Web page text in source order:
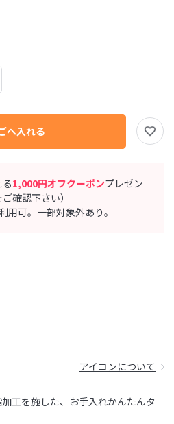
1,000円オフクーポンプレゼン
ご確認下さい）
可。一部対象外あり。
アイコンについて
工を施した、お手入れかんたんタ